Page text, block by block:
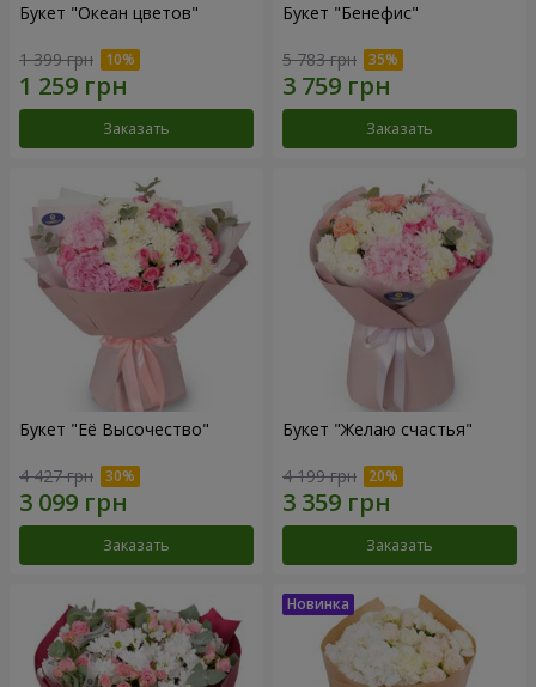
Букет "Океан цветов"
1 399 грн
Заказать
Букет "Бенефис"
5 783 грн
Заказать
Букет "Её Высочество"
4 427 грн
Заказать
Букет "Желаю счастья"
4 199 грн
Заказать